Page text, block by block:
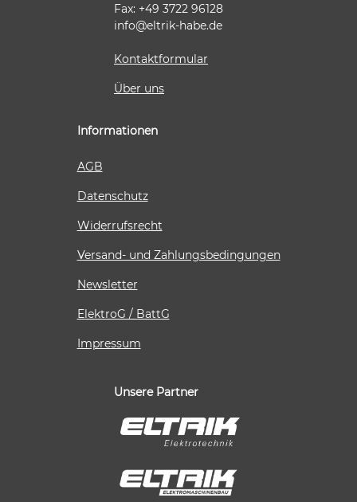
Fax: +49 3722 96128
info@eltrik-habe.de
Kontaktformular
Über uns
Informationen
AGB
Datenschutz
Widerrufsrecht
Versand- und Zahlungsbedingungen
Newsletter
ElektroG / BattG
Impressum
Unsere Partner